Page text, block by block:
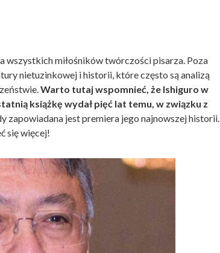
wszystkich miłośników twórczości pisarza. Poza
nietuzinkowej i historii, które często są analizą
Warto tutaj wspomnieć, że Ishiguro w
książkę wydał pięć lat temu, w związku z
zapowiadana jest premiera jego najnowszej historii.
się więcej!